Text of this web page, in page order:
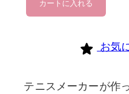
個
カートに入れる
お気
テニスメーカーが作